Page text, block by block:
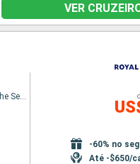
VER
Independence of the Seas
-60% no
Até -$650/